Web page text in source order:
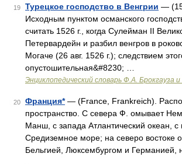
19 Турецкое господство в Венгрии —
Исходным пунктом османского
считать 1526 г., когда Сулейман II
Петервардейн и разбил венгров в
Могаче (26 авг. 1526 г.); следствием
опустошительная&#8230; …
Энциклопедический словарь Ф.А. Брокгауза
20 Франция*— (France, Frankreich).
пространство. С севера Ф. омывает
Манш, с запада Атлантический океан, с
Средиземное море; на северо востоке
Бельгией, Люксембургом и Германией,